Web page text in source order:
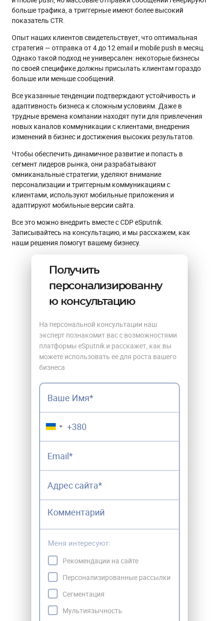
больше трафика, а триггерные имеют более высокий
показатель CTR.
Опыт наших клиентов свидетельствует, что оптимальная
стратегия — отправка от 4 до 12 email и mobile push в месяц.
Однако такой подход не универсален: некоторые бизнесы
по своей специфике должны присылать клиентам гораздо
больше или меньше сообщений.
Все указанные тенденции подтверждают устойчивость и
адаптивность бизнеса к сложным условиям. Даже в
трудные времена компании находят пути для привлечения
новых каналов коммуникации с клиентами, внедрения
изменений в бизнес и достижения высоких результатов.
Чтобы обеспечить динамичное развитие и попасть в
сегмент лидеров рынка, они разрабатывают
омниканальные стратегии, уделяют внимание
персонализации и триггерным коммуникациям с
клиентами, используют мобильные приложения и
адаптируют мобильные версии сайта.
Все это можно внедрить вместе с CDP eSputnik.
Записывайтесь на консультацию, и мы расскажем, как
наши решения помогут вашему бизнесу.
Получить
персонализированну
ю консультацию
На персональной консультации наш
эксперт познакомит вас с возможностями
платформы eSputnik и расскажет, как вы
можете использовать ее для роста вашего
бизнеса
▼
Меня интересуют:
Рекомендации на сайте
Персонализированные рассылки
Сегментация
Мультиязычность